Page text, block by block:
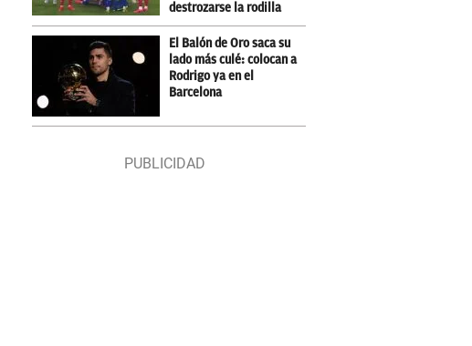
destrozarse la rodilla
El Balón de Oro saca su
lado más culé: colocan a
Rodrigo ya en el
Barcelona